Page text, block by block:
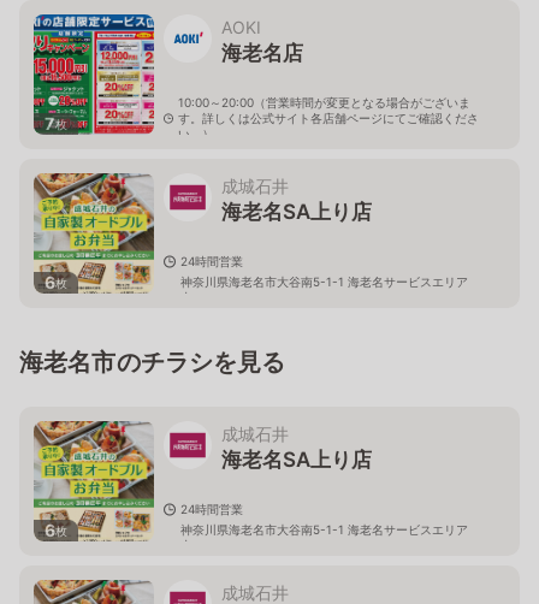
7枚
AOKI
海老名店
10:00～20:00（営業時間が変更となる場合がございま
す。詳しくは公式サイト各店舗ページにてご確認くださ
い。）
6枚
成城石井
海老名SA上り店
24時間営業
神奈川県海老名市大谷南5-1-1 海老名サービスエリア
内
海老名市のチラシを見る
6枚
成城石井
海老名SA上り店
24時間営業
神奈川県海老名市大谷南5-1-1 海老名サービスエリア
内
成城石井